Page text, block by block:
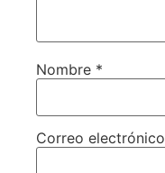
Nombre *
Correo electrónico